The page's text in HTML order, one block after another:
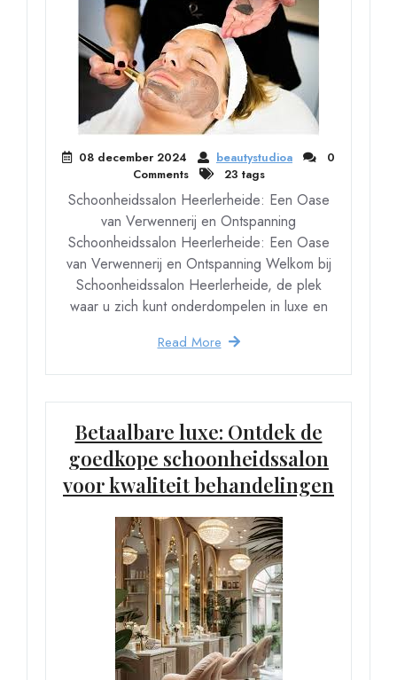
08 december 2024 beautystudioa
0
Comments
23 tags
Schoonheidssalon Heerlerheide: Een Oase
van Verwennerij en Ontspanning
Schoonheidssalon Heerlerheide: Een Oase
van Verwennerij en Ontspanning Welkom bij
Schoonheidssalon Heerlerheide, de plek
waar u zich kunt onderdompelen in luxe en
Read More
Betaalbare luxe: Ontdek de
goedkope schoonheidssalon
voor kwaliteit behandelingen